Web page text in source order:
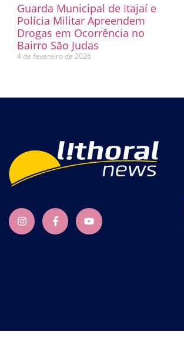
Guarda Municipal de Itajaí e
Polícia Militar Apreendem
Drogas em Ocorrência no
Bairro São Judas
4 de fevereiro de 2026